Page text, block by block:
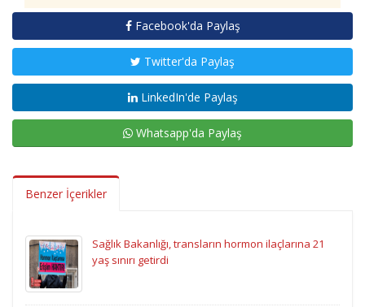
Facebook'da Paylaş
Twitter'da Paylaş
LinkedIn'de Paylaş
Whatsapp'da Paylaş
Benzer İçerikler
Sağlık Bakanlığı, transların hormon ilaçlarına 21
yaş sınırı getirdi